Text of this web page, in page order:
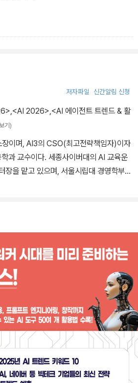
파일럿에서도 그림을 생성할 수 있지만,
이미지 편집도 같이 할 수 있다는 것이
저자파일 신간알림 신청
<AI 2026> <AI 에이전트 트렌드 & 활
기)
이며, AI3의 CSO(최고전략책임자)이자
과 교수이다. 세종사이버대의 AI 교육운
장을 맡고 있으며, 서울시립대 경영학부
IT커뮤니케이션연구소를 만들었고, 다양
는 피지컬 AI 분야 투자
치와 전략수립에 참여하며 넥스트 패러다
서 IT 이슈를 알아듣기 쉽게 설명해 주는 고
통하고 있으며, AI에 대한 쉽고 명쾌한 해석
연 및 대중 강연에서 큰 호응을 얻으며 지
,
트렌드&활용백과’ 시리즈를 비롯해 『AI 에
을 출간했다.유튜브 채널│김덕진의 AI디아
│info@itcl.kr, www.itcl.kr